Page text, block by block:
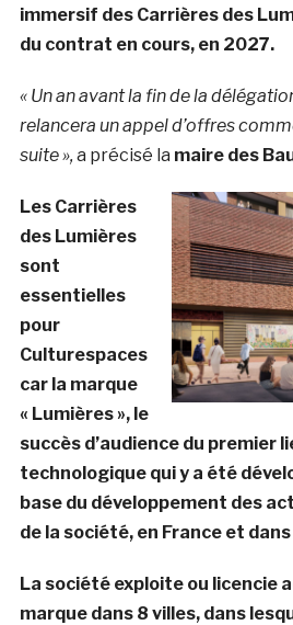
immersif des Carrières des
du contrat en cours, en 2027.
« Un an avant la fin de la
relancera un appel d’offres
suite »,a précisé la maire des
Les Carrières
des Lumières
sont
essentielles
pour
Culturespaces
car la marque
« Lumières », le
succès d’audience du premier
technologique qui y a été
base du développement des
de la société, en France et
La société exploite ou licencie
marque dans 8 villes, dans